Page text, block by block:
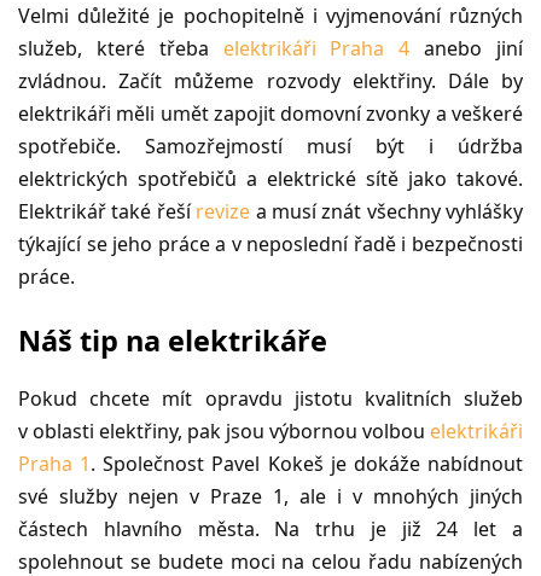
Velmi důležité je pochopitelně i vyjmenování různých
služeb, které třeba elektrikáři Praha 4 anebo jiní
zvládnou. Začít můžeme rozvody elektřiny. Dále by
elektrikáři měli umět zapojit domovní zvonky a veškeré
spotřebiče. Samozřejmostí musí být i údržba
elektrických spotřebičů a elektrické sítě jako takové.
Elektrikář také řešírevize a musí znát všechny vyhlášky
týkající se jeho práce a v neposlední řadě i bezpečnosti
práce.
Náš tip na elektrikáře
Pokud chcete mít opravdu jistotu kvalitních služeb
v oblasti elektřiny, pak jsou výbornou volbou elektrikáři
Praha 1. Společnost Pavel Kokeš je dokáže nabídnout
své služby nejen v Praze 1, ale i v mnohých jiných
částech hlavního města. Na trhu je již 24 let a
spolehnout se budete moci na celou řadu nabízených